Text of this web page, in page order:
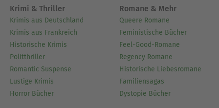
Krimi & Thriller
Krimis aus Deutschland
Krimis aus Frankreich
Historische Krimis
Politthriller
Romantic Suspense
Lustige Krimis
Horror Bücher
Romane & Mehr
Queere Romane
Feministische Bücher
Feel-Good-Romane
Regency Romane
Historische Liebesromane
Familiensagas
Dystopie Bücher